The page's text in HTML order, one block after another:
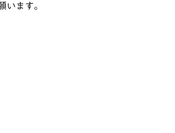
います。